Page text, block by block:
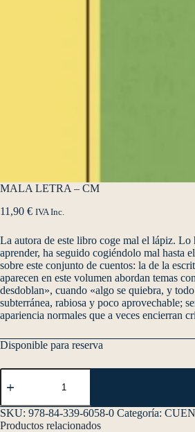
MALA LETRA – CM
11,90 € IVA Inc.
La autora de este libro coge mal el lápiz. Lo
aprender, ha seguido cogiéndolo mal hasta
sobre este conjunto de cuentos: la de la
aparecen en este volumen abordan temas
desdoblan», cuando «algo se quiebra, y
subterránea, rabiosa y poco aprovechable;
apariencia normales que a veces encierran
Disponible para reserva
SKU: 978-84-339-6058-0 Categoría:
Productos relacionados